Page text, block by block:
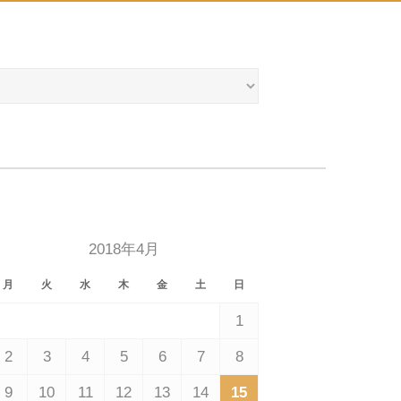
2018年4月
月 火 水 木 金 土 日
1
2 3 4 5 6 7 8
9 10 11 12 13 14 15